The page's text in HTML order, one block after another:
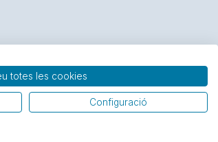
totes les cookies
Configuració